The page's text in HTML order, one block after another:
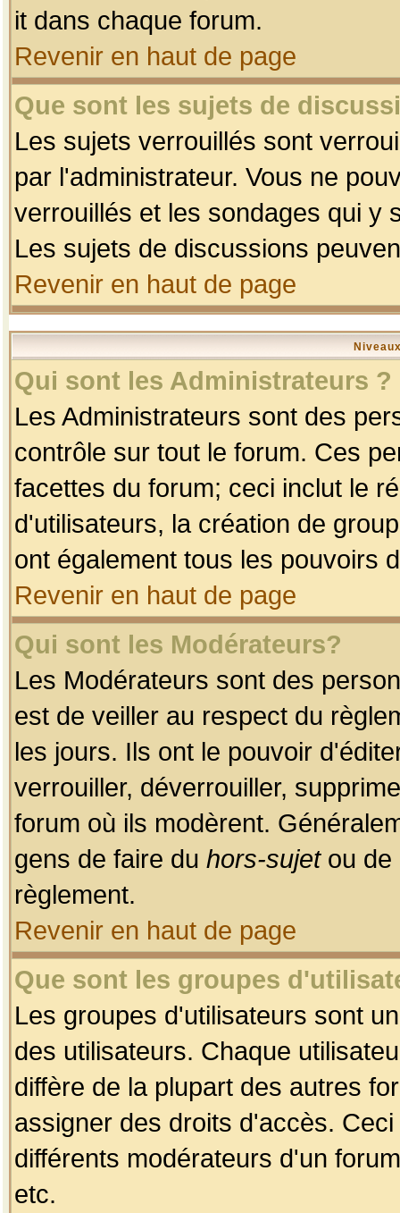
it dans chaque forum.
Revenir en haut de page
Que sont les sujets de
Les sujets verrouillés sont
par l'administrateur. Vous ne
verrouillés et les sondages qui y
Les sujets de discussions
Revenir en haut de page
Qui sont les Administrateurs ?
Les Administrateurs sont des
contrôle sur tout le forum. Ces
facettes du forum; ceci inclut le
d'utilisateurs, la création de
ont également tous les pouvoirs
Revenir en haut de page
Qui sont les Modérateurs?
Les Modérateurs sont des
est de veiller au respect du
les jours. Ils ont le pouvoir
verrouiller, déverrouiller,
forum où ils modèrent.
gens de faire du hors-sujetou de
règlement.
Revenir en haut de page
Que sont les groupes
Les groupes d'utilisateurs sont
des utilisateurs. Chaque
diffère de la plupart des autres
assigner des droits d'accès.
différents modérateurs d'un
etc.